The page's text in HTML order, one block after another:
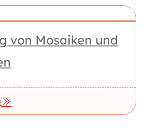
von Mosaiken und